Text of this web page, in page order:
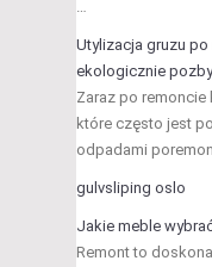
Utylizacja gruzu
ekologicznie
Zaraz po remoncie
które często jest
odpadami
gulvsliping oslo
Jakie meble
Remont to